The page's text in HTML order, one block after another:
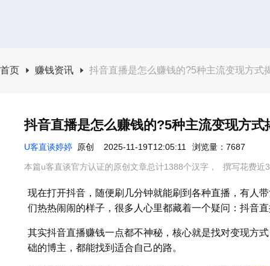
首页 赚钱资讯 抖音直播是怎么赚钱的?5种主流变现方式
抖音直播是怎么赚钱的?5种主流变现方
U客直谈婷婷 原创 2025-11-19T12:05:11 浏览量：7687
本篇u客直谈官方认证的原创文章总计1388个汉字， 撰写花费近
现在打开抖音，随便刷几分钟就能刷到各种直播，有人
们热热闹闹的样子，很多人心里都藏着一个疑问：抖音
其实抖音直播赚钱一点都不神秘，核心就是找对变现方
础的博主，都能找到适合自己的路。